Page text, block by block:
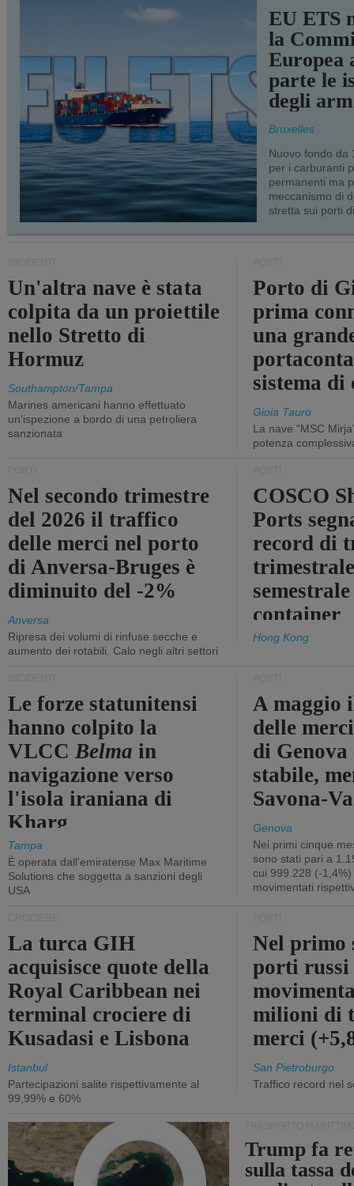
EU ETS
la
Europea
parte le
degli
Bruxelles
Nuovo fondo da
per i carburanti
permanenti ma
meccanismo di
stretta sui porti
Un'altra nave è stata
colpita da un proiettile
nello Stretto di
Hormuz
Southampton/Tampa
Marines americani hanno effettuato
un'ispezione a bordo di una petroliera
sanzionata
Porto di
prima
una
sistema
Gioia Tauro
La nave “MSC
potenza
Nel secondo trimestre
del 2026 il traffico
delle merci nel porto
di Anversa-Bruges è
diminuito del -2%
Anversa
Ripresa dei volumi di rinfuse secche e
aumento dei rotabili. Calo negli altri settori
COSCO
Ports
record di
container
Hong Kong
Le forze statunitensi
hanno colpito la
VLCCBelma in
navigazione verso
l'isola iraniana di
Kharg
Tampa
È operata dall'emiratense Max Maritime
Solutions che soggetta a sanzioni degli
USA
A maggio
delle
di
stabile,
Savona-
Genova
Nei primi cinque
sono stati pari a
cui 999.228 (-
movimentati
La turca GIH
acquisisce quote della
Royal Caribbean nei
terminal crociere di
Kusadasi e Lisbona
Istanbul
Partecipazioni salite rispettivamente al
99,99% e 60%
Nel primo
porti russi
milioni di
merci
San Pietroburgo
Traffico record nel
Trump fa
sulla tassa